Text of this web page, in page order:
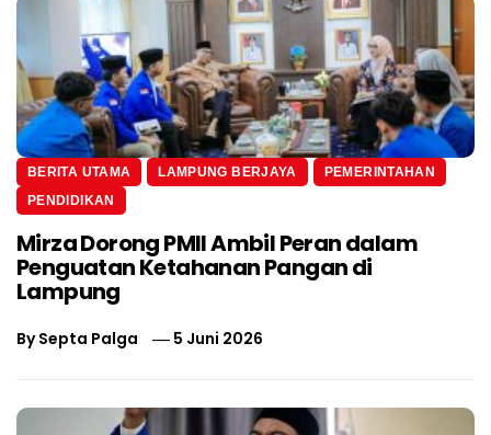
BERITA UTAMA LAMPUNG BERJAYA
PEMERINTAHAN
PENDIDIKAN
Mirza Dorong PMII Ambil Peran dalam
Penguatan Ketahanan Pangan di
Lampung
BySepta Palga 5 Juni 2026